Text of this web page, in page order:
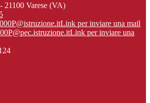
21100 Varese (VA)
Link per inviare una mail
Link per inviare una